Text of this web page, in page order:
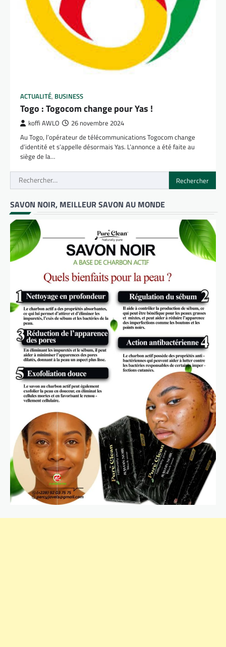
ACTUALITÉ, BUSINESS
Togo : Togocom change pour Yas !
koffi AWLO 26 novembre 2024
Au Togo, l’opérateur de télécommunications Togocom change
d’identité et s’appelle désormais Yas. L’annonce a été faite au
siège de la…
Rechercher :
SAVON NOIR, MEILLEUR SAVON AU MONDE